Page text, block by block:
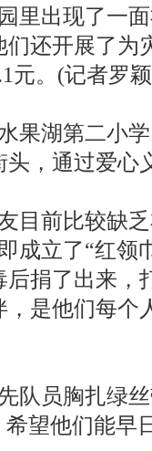
出现了一面
们还开展了为
元。(记者罗
湖第二小学
，通过爱心
前比较缺乏
成立了“红领
捐了出来，
，是他们每
员胸扎绿丝
望他们能早